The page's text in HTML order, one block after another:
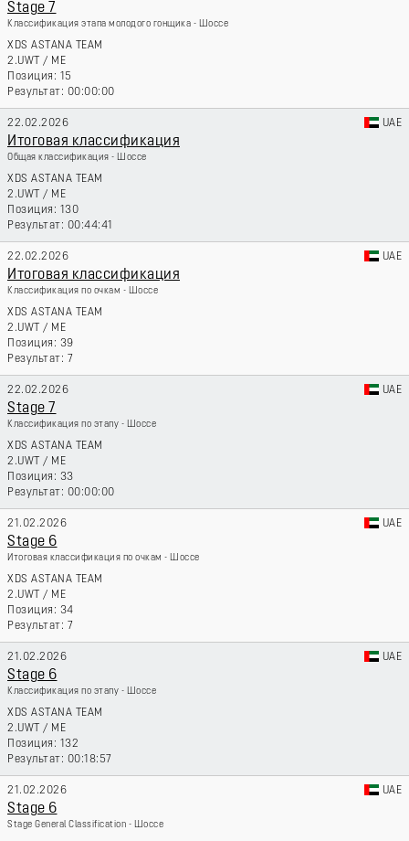
Stage 7
Классификация этапа молодого гонщика - Шоссе
XDS ASTANA TEAM
2.UWT / ME
15
00:00:00
22.02.2026 UAE
Итоговая классификация
Общая классификация - Шоссе
XDS ASTANA TEAM
2.UWT / ME
130
00:44:41
22.02.2026 UAE
Итоговая классификация
Классификация по очкам - Шоссе
XDS ASTANA TEAM
2.UWT / ME
39
7
22.02.2026 UAE
Stage 7
Классификация по этапу - Шоссе
XDS ASTANA TEAM
2.UWT / ME
33
00:00:00
21.02.2026 UAE
Stage 6
Итоговая классификация по очкам - Шоссе
XDS ASTANA TEAM
2.UWT / ME
34
7
21.02.2026 UAE
Stage 6
Классификация по этапу - Шоссе
XDS ASTANA TEAM
2.UWT / ME
132
00:18:57
21.02.2026 UAE
Stage 6
Stage General Classification - Шоссе